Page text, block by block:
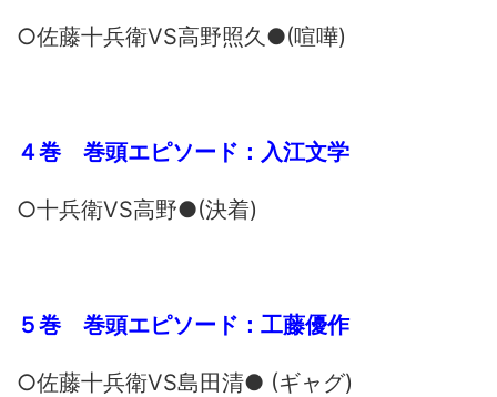
○佐藤十兵衛VS高野照久●(喧嘩)
４巻 巻頭エピソード：入江文学
○十兵衛VS高野●(決着)
５巻 巻頭エピソード：工藤優作
○佐藤十兵衛VS島田清● (ギャグ)